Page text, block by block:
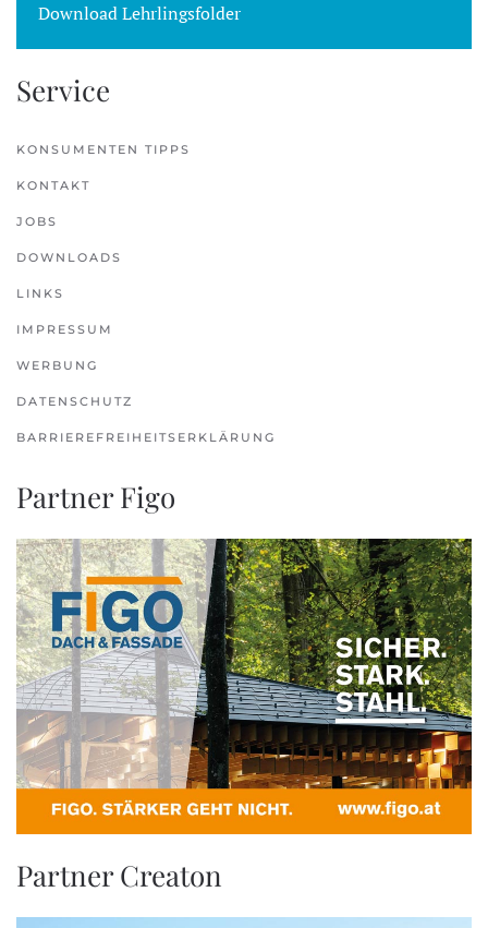
Download Lehrlingsfolder
Service
KONSUMENTEN TIPPS
KONTAKT
JOBS
DOWNLOADS
LINKS
IMPRESSUM
WERBUNG
DATENSCHUTZ
BARRIEREFREIHEITSERKLÄRUNG
Partner Figo
Partner Creaton